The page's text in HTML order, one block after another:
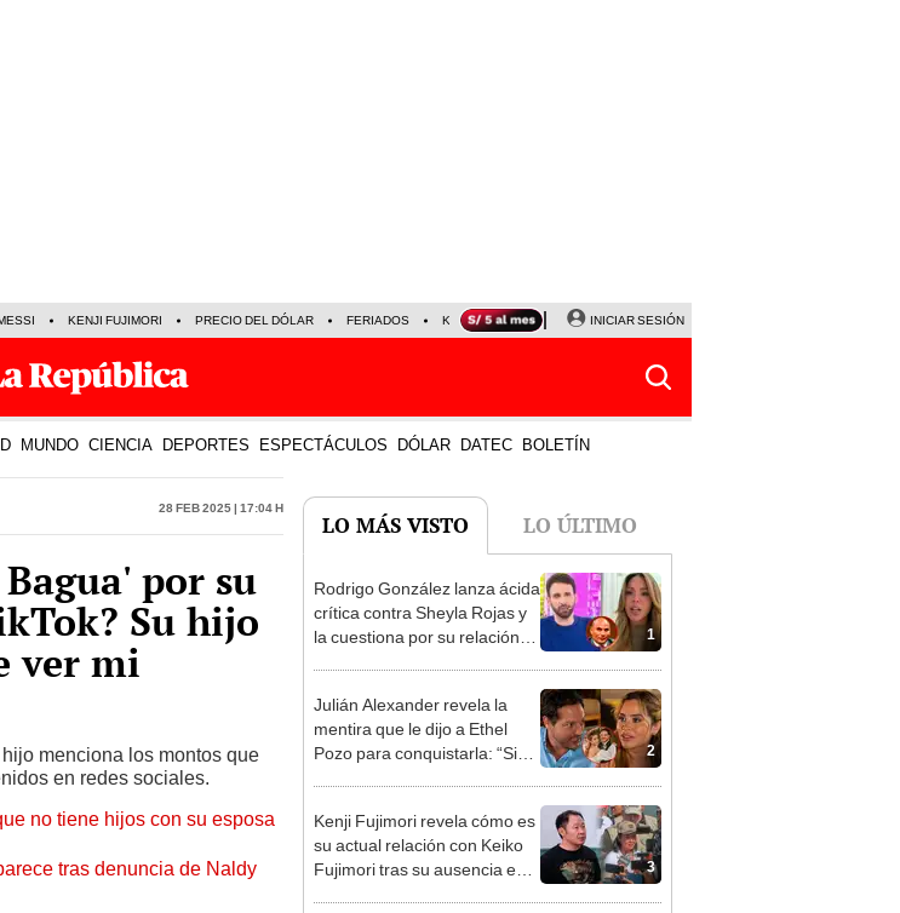
KENJI FUJIMORI PRECIO DEL DÓLAR FERIADOS KEIKO FUJIMORI NALDY SALDAÑA
INICIAR SESIÓN
MUNDO CIENCIA DEPORTES ESPECTÁCULOS DÓLAR DATEC BOLETÍN
28 Feb 2025 | 17:04 h
por su
Su hijo
ver mi
menciona los montos que
en redes sociales.
no tiene hijos con su esposa
tras denuncia de Naldy
LO MÁS VISTO LO ÚLTIMO
1
Rodrigo González lanza ácida
crítica contra Sheyla Rojas y
la cuestiona por su relación
2
Julián Alexander revela la
mentira que le dijo a Ethel
Pozo para conquistarla: “Si
3
Kenji Fujimori revela cómo es
su actual relación con Keiko
Fujimori tras su ausencia en